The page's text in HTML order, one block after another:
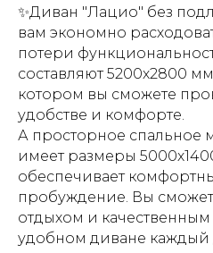
✨Диван "Лацио" без
вам экономно
потери
составляют 5200х2800
котором вы сможете
удобстве и комфорте.
А просторное спальное
имеет размеры
обеспечивает
пробуждение. Вы
отдыхом и
удобном диване каждый